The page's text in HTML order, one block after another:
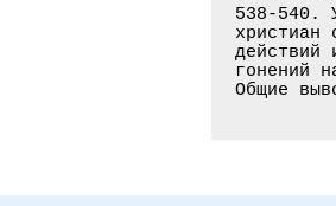
538-540.
христиан
действий
гонений